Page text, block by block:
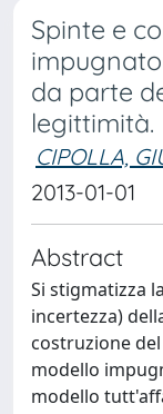
Spinte e
da parte
legittimità.
CIPOLLA,
2013-01-01
Abstract
Si stigmatizza
incertezza)
costruzione
modello
modello